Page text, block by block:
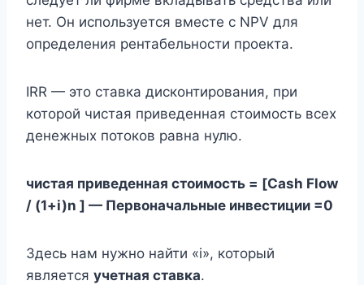
нет. Он используется вместе с NPV для
определения рентабельности проекта.
IRR — это ставка дисконтирования, при
которой чистая приведенная стоимость всех
денежных потоков равна нулю.
чистая приведенная стоимость = [Cash Flow
/ (1+i)n ] — Первоначальные инвестиции =0
Здесь нам нужно найти «i», который
является учетная ставка.